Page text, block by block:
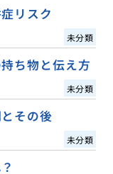
リスク
未分類
ち物と伝え方
未分類
その後
未分類